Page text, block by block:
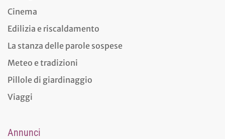
Cinema
Edilizia e riscaldamento
La stanza delle parole sospese
Meteo e tradizioni
Pillole di giardinaggio
Viaggi
Annunci